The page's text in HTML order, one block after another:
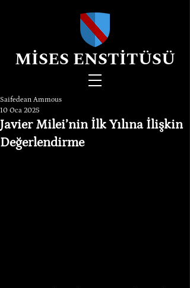
MİSES ENSTİTÜSÜ
Javier Milei’nin İlk Yılına İlişkin
Değerlendirme
Saifedean Ammous
10 Oca 2025